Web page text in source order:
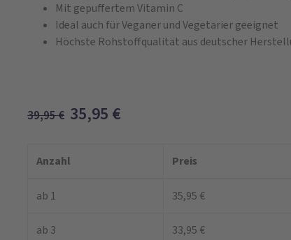
Mit gepuffertem Vitamin C
Ideal auch für Veganer und Vegetarier geeignet
Höchste Rohstoffqualität aus deutscher
39,95€ 35,95 €
Anzahl Preis
ab 1 35,95 €
ab 3 33,95 €